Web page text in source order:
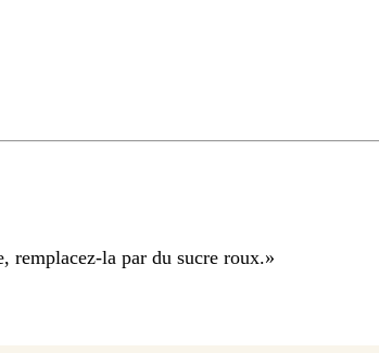
remplacez-la par du sucre roux.»